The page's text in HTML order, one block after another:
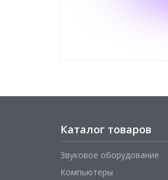
Каталог товаров
Звуковое оборудование
Компьютеры